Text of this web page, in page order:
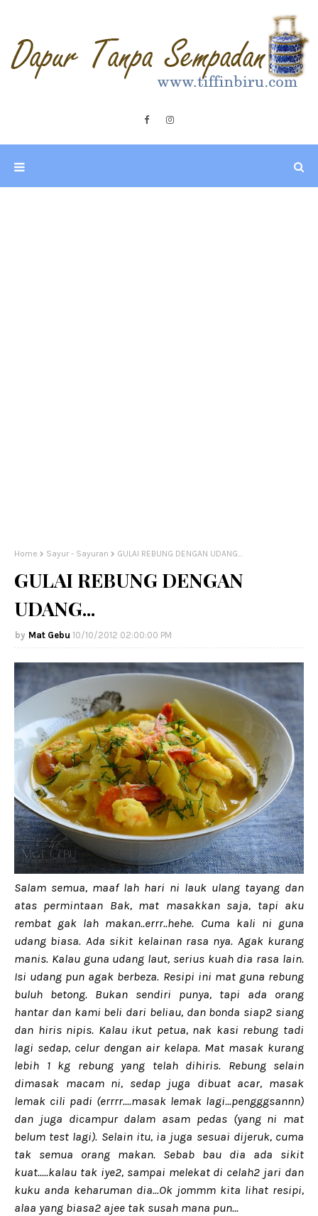
Home Sayur - Sayuran GULAI REBUNG DENGAN UDANG...
GULAI REBUNG DENGAN
UDANG...
Mat Gebu 10/10/2012 02:00:00 PM
Salam semua, maaf lah hari ni lauk ulang tayang dan
atas permintaan Bak, mat masakkan saja, tapi aku
rembat gak lah makan..errr..hehe. Cuma kali ni guna
udang biasa. Ada sikit kelainan rasa nya. Agak kurang
manis. Kalau guna udang laut, serius kuah dia rasa lain.
Isi udang pun agak berbeza. Resipi ini mat guna rebung
buluh betong. Bukan sendiri punya, tapi ada orang
hantar dan kami beli dari beliau, dan bonda siap2 siang
dan hiris nipis. Kalau ikut petua, nak kasi rebung tadi
lagi sedap, celur dengan air kelapa. Mat masak kurang
lebih 1 kg rebung yang telah dihiris. Rebung selain
dimasak macam ni, sedap juga dibuat acar, masak
lemak cili padi (errrr....masak lemak lagi...pengggsannn)
dan juga dicampur dalam asam pedas (yang ni mat
belum test lagi). Selain itu, ia juga sesuai dijeruk, cuma
tak semua orang makan. Sebab bau dia ada sikit
kuat.....kalau tak iye2, sampai melekat di celah2 jari dan
kuku anda keharuman dia...Ok jommm kita lihat resipi,
alaa yang biasa2 ajee tak susah mana pun...